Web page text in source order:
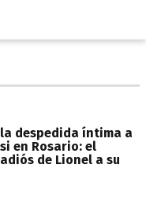
despedida íntima a
en Rosario: el
de Lionel a su